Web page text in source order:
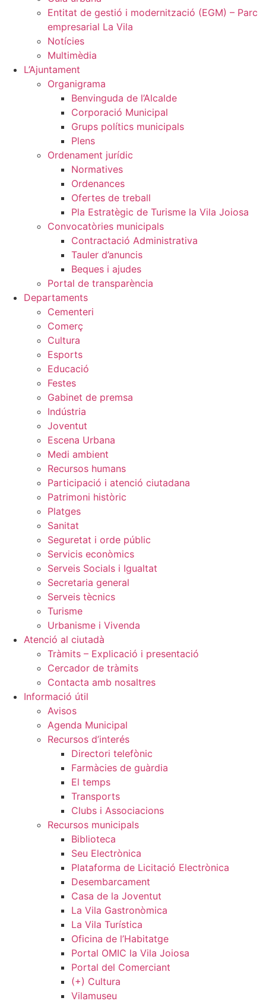
Entitat de gestió i modernització (EGM) – Parc
empresarial La Vila
Notícies
Multimèdia
L’Ajuntament
Organigrama
Benvinguda de l’Alcalde
Corporació Municipal
Grups polítics municipals
Plens
Ordenament jurídic
Normatives
Ordenances
Ofertes de treball
Pla Estratègic de Turisme la Vila Joiosa
Convocatòries municipals
Contractació Administrativa
Tauler d’anuncis
Beques i ajudes
Portal de transparència
Departaments
Cementeri
Comerç
Cultura
Esports
Educació
Festes
Gabinet de premsa
Indústria
Joventut
Escena Urbana
Medi ambient
Recursos humans
Participació i atenció ciutadana
Patrimoni històric
Platges
Sanitat
Seguretat i orde públic
Servicis econòmics
Serveis Socials i Igualtat
Secretaria general
Serveis tècnics
Turisme
Urbanisme i Vivenda
Atenció al ciutadà
Tràmits – Explicació i presentació
Cercador de tràmits
Contacta amb nosaltres
Informació útil
Avisos
Agenda Municipal
Recursos d’interés
Directori telefònic
Farmàcies de guàrdia
El temps
Transports
Clubs i Associacions
Recursos municipals
Biblioteca
Seu Electrònica
Plataforma de Licitació Electrònica
Desembarcament
Casa de la Joventut
La Vila Gastronòmica
La Vila Turística
Oficina de l’Habitatge
Portal OMIC la Vila Joiosa
Portal del Comerciant
(+) Cultura
Vilamuseu